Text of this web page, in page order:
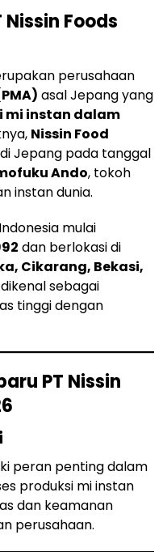
Foods
perusahaan
asal Jepang yang
mi instan dalam
Nissin Food
Jepang pada tanggal
Ando, tokoh
instan dunia.
mulai
dan berlokasi di
Cikarang, Bekasi,
sebagai
tinggi dengan
PT Nissin
peran penting dalam
produksi mi instan
dan keamanan
perusahaan.